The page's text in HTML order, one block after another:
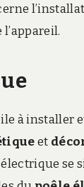
à installer
et
se